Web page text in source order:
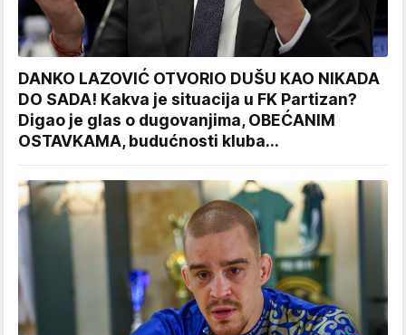
DANKO LAZOVIĆ OTVORIO DUŠU KAO NIKADA
DO SADA! Kakva je situacija u FK Partizan?
Digao je glas o dugovanjima, OBEĆANIM
OSTAVKAMA, budućnosti kluba...